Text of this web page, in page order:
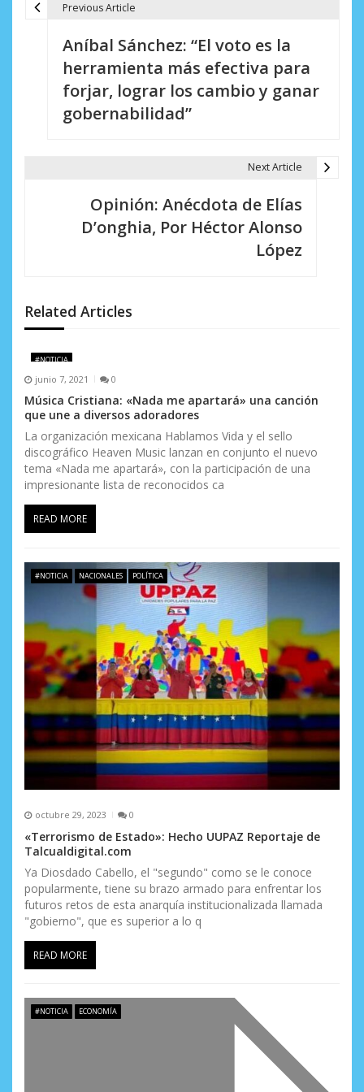
d
e
n
t
r
a
d
s
Previous Article
Aníbal Sánchez: “El voto es la
herramienta más efectiva para
forjar, lograr los cambio y ganar
gobernabilidad”
Next Article
Opinión: Anécdota de Elías
D’onghia, Por Héctor Alonso
López
Related Articles
#NOTICIA
junio 7, 2021 0
Música Cristiana: «Nada me apartará» una canción
que une a diversos adoradores
La organización mexicana Hablamos Vida y el sello
discográfico Heaven Music lanzan en conjunto el nuevo
tema «Nada me apartará», con la participación de una
impresionante lista de reconocidos ca
READ MORE
#NOTICIA NACIONALES POLÍTICA
octubre 29, 2023 0
«Terrorismo de Estado»: Hecho UUPAZ Reportaje de
Talcualdigital.com
Ya Diosdado Cabello, el "segundo" como se le conoce
popularmente, tiene su brazo armado para enfrentar los
futuros retos de esta anarquía institucionalizada llamada
"gobierno", que es superior a lo q
READ MORE
#NOTICIA ECONOMÍA